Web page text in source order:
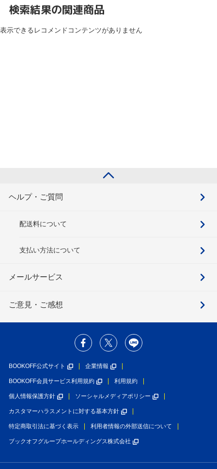
検索結果の関連商品
表示できるレコメンドコンテンツがありません
ヘルプ・ご質問
配送料について
支払い方法について
メールサービス
ご意見・ご感想
BOOKOFF公式サイト 企業情報
BOOKOFF会員サービス利用規約 利用規約
個人情報保護方針 ソーシャルメディアポリシー
カスタマーハラスメントに対する基本方針
特定商取引法に基づく表示 利用者情報の外部送信について
ブックオフグループホールディングス株式会社